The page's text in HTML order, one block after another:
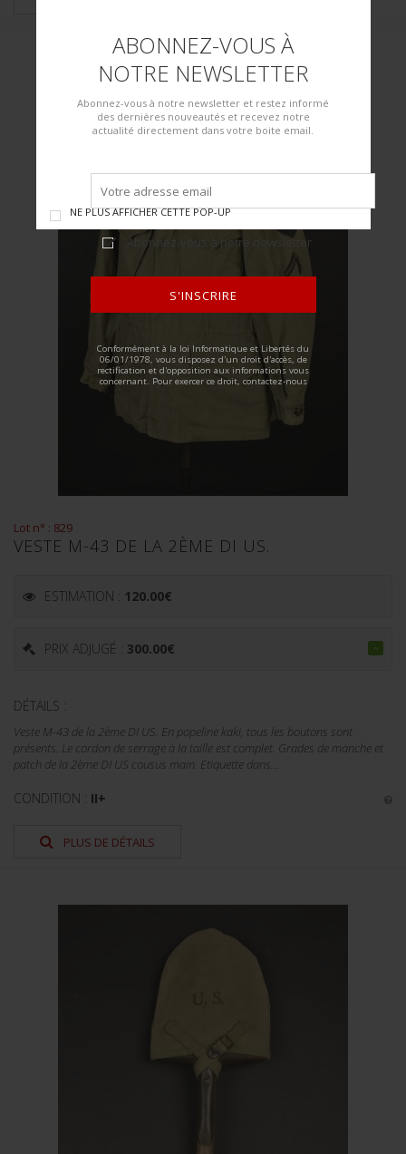
ABONNEZ-VOUS À
NOTRE NEWSLETTER
Abonnez-vous à notre newsletter et restez informé
des dernières nouveautés et recevez notre
actualité directement dans votre boite email.
Abonnez-vous à notre newsletter
S'INSCRIRE
Conformément à la loi Informatique et Libertés du
06/01/1978, vous disposez d'un droit d'accès, de
rectification et d'opposition aux informations vous
concernant. Pour exercer ce droit, contactez-nous
NE PLUS AFFICHER CETTE POP-UP
Lot n° : 829
VESTE M-43 DE LA 2ÈME DI US.
ESTIMATION : 120.00€
PRIX ADJUGÉ : 300.00€
DÉTAILS :
Veste M-43 de la 2ème DI US. En popeline kaki, tous les boutons sont
présents. Le cordon de serrage à la taille est complet. Grades de manche et
patch de la 2ème DI US cousus main. Etiquette dans...
CONDITION : II+
PLUS DE DÉTAILS